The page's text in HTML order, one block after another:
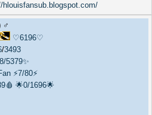
hlouisfansub.blogspot.com/
♂️
♡6196♡
/3493
5379✨
⚡7/80⚡
🌟0/1696🌟